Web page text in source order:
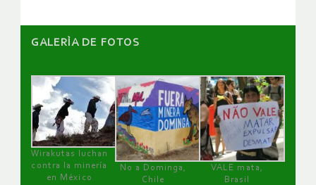
GALERÌA DE FOTOS
Wirakutas luchan
contra la minería
en México
No a Dominga,
Chile
VALE mata,
Brasil